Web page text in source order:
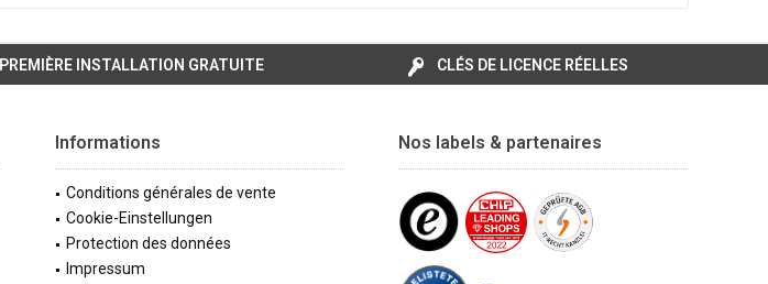
PREMIÈRE INSTALLATION GRATUITE CLÉS DE LICENCE RÉELLES
Informations
Conditions générales de vente
Cookie-Einstellungen
Protection des données
Impressum
Nos labels & partenaires